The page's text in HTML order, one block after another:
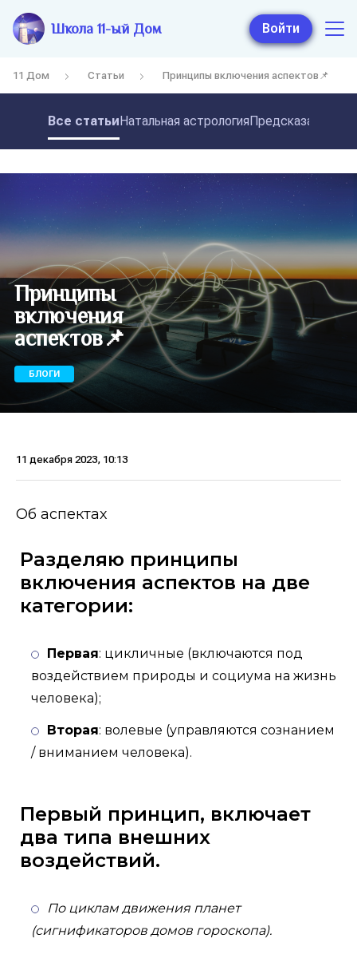
Школа 11-ый Дом Войти
11 Дом Статьи Принципы включения аспектов📌
Все статьиНатальная астрология
Принципы
включения
аспектов📌
БЛОГИ
11 декабря 2023, 10:13
Об аспектах
Разделяю принципы
включения аспектов на две
категории:
Первая: цикличные (включаются под
воздействием природы и социума на жизнь
человека);
Вторая: волевые (управляются сознанием
/ вниманием человека).
Первый принцип, включает
два типа внешних
воздействий.
По циклам движения планет
(сигнификаторов домов гороскопа).